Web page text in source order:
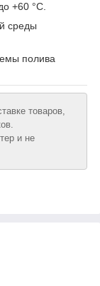
+60 °С.
среды
полива
товаров,
и не